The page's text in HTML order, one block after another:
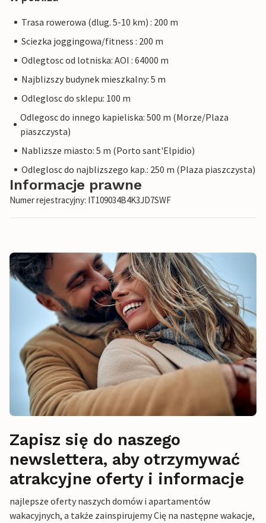
Trasa rowerowa (dlug. 5-10 km) : 200 m
Sciezka joggingowa/fitness : 200 m
Odlegtosc od lotniska: AOI : 64000 m
Najblizszy budynek mieszkalny: 5 m
Odleglosc do sklepu: 100 m
Odlegosc do innego kapieliska: 500 m (Morze/Plaza
piaszczysta)
Nablizsze miasto: 5 m (Porto sant'Elpidio)
Odleglosc do najblizszego kap.: 250 m (Plaza piaszczysta)
Informacje prawne
Numer rejestracyjny: IT109034B4K3JD7SWF
Zapisz się do naszego
newslettera, aby otrzymywać
atrakcyjne oferty i informacje
najlepsze oferty naszych domów i apartamentów
wakacyjnych, a także zainspirujemy Cię na następne wakacje,